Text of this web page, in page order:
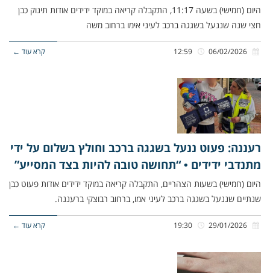
היום (חמישי) בשעה 11:17, התקבלה קריאה במוקד ידידים אודות תינוק כבן
חצי שנה שננעל בשגגה ברכב לעיני אימו ברחוב משה
קרא עוד ←
רעננה: פעוט ננעל בשגגה ברכב וחולץ בשלום על ידי
מתנדבי ידידים • “תחושה טובה להיות בצד המסייע”
היום (חמישי) בשעות הצהריים, התקבלה קריאה במוקד ידידים אודות פעוט כבן
שנתיים שננעל בשגגה ברכב לעיני אמו, ברחוב רבוצקי ברעננה.
קרא עוד ←